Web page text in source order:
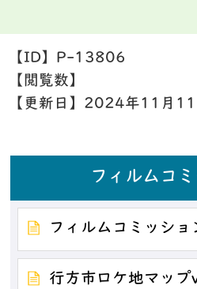
【ID】 P-13806
【閲覧数】
【更新日】 2024年11月11
フィルムコ
フィルムコミッショ
行方市ロケ地マップ